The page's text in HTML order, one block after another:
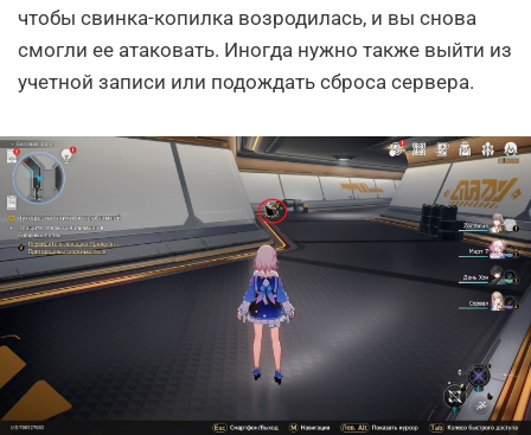
чтобы свинка-копилка возродилась, и вы снова
смогли ее атаковать. Иногда нужно также выйти из
учетной записи или подождать сброса сервера.